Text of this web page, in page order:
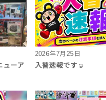
ューア
2026年7月25日
入替速報です☺︎